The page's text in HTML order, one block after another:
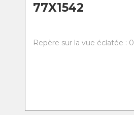
77X1542
Repère sur la vue éclatée : 0